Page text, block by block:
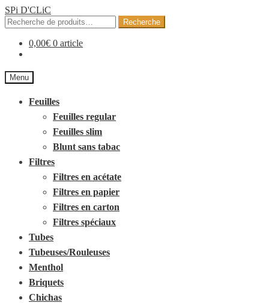
SPi D'CLiC
Recherche
pour :
Recherche
0,00€ 0 article
Menu
Feuilles
Feuilles regular
Feuilles slim
Blunt sans tabac
Filtres
Filtres en acétate
Filtres en papier
Filtres en carton
Filtres spéciaux
Tubes
Tubeuses/Rouleuses
Menthol
Briquets
Chichas